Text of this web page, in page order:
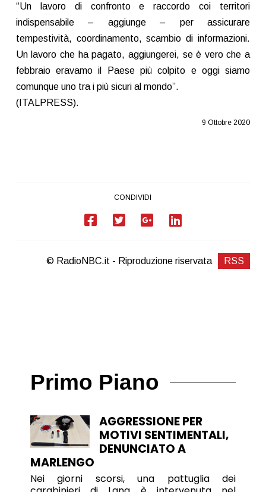
“Un lavoro di confronto e raccordo coi territori
indispensabile – aggiunge – per assicurare
tempestività, coordinamento, scambio di informazioni.
Un lavoro che ha pagato, aggiungerei, se è vero che a
febbraio eravamo il Paese più colpito e oggi siamo
comunque uno tra i più sicuri al mondo”.
(ITALPRESS).
9 Ottobre 2020
CONDIVIDI
© RadioNBC.it - Riproduzione riservata RSS
Primo Piano
AGGRESSIONE PER
MOTIVI SENTIMENTALI,
DENUNCIATO A
MARLENGO
Nei giorni scorsi, una pattuglia dei